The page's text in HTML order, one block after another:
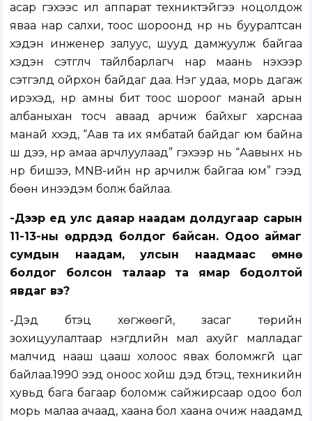
асар гэхээс илүү аппарат техниктэйгээ ноцолдож
яваа нар салхи, тоос шороонд нүүр нь бууралтсан
хэдэн инженер залуус, шууд дамжуулж байгаа
хэдэн сэтгүүлч тайлбарлагч нар маань үнэхээр
сэтгэлд ойрхон байдаг даа. Нэг удаа, морь дагаж
ирэхэд, нүүр амны битүү тоос шороог манай арын
албаныхан тосч аваад арчиж байхыг харснаа
манай хүүхэд, “Аав та их ямбатай байдаг юм байна
шүү дээ, нүүр амаа арчлуулаад” гэхээр нь “Аавынх нь
нүүр бишээ, MNB-ийн нүүр арчилж байгаа юм” гээд
бөөн инээдэм болж байлаа.
-Дээр үед улс даяар наадам долдугаар сарын
11-13-ны өдрүүдэд болдог байсан. Одоо аймаг
сумдын наадам, улсын наадмаас өмнө
болдог болсон талаар та ямар бодолтой
явдаг вэ?
-Дэд бүтэц хөгжөөгүй, засаг төрийн
зохицуулалтаар нэгдлийн мал ахуйг малладаг
малчид нааш цааш холоос явах боломжгүй цаг
байлаа.1990 ээд оноос хойш дэд бүтэц, техникийн
хувьд бага багаар боломж сайжирсаар одоо бол
морь малаа ачаад, хаана бол хаана очиж наадамд